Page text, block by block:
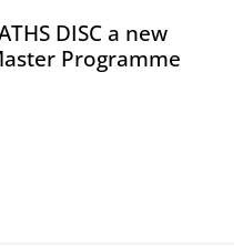
DISC a new
Programme
a new Erasmus Mundus